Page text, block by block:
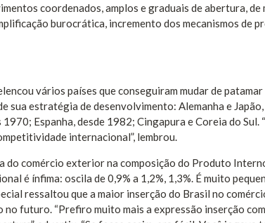
coordenados, amplos e graduais de abertura, de
burocrática, incremento dos mecanismos de
vários países que conseguiram mudar de patamar
estratégia de desenvolvimento: Alemanha e Japão,
Espanha, desde 1982; Cingapura e Coreia do Sul.
internacional”, lembrou.
do comércio exterior na composição do Produto
é ínfima: oscila de 0,9% a 1,2%, 1,3%. É muito
ressaltou que a maior inserção do Brasil no
futuro. “Prefiro muito mais a expressão inserção